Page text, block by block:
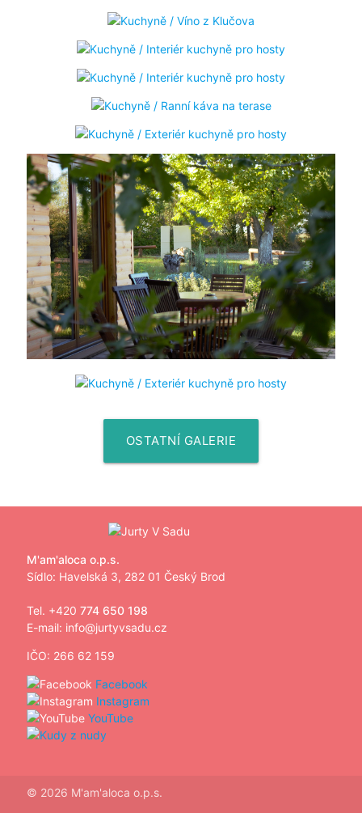
OSTATNÍ GALERIE
M'am'aloca o.p.s.
Sídlo: Havelská 3, 282 01 Český Brod
Tel. +420 774 650 198
E-mail: info@jurtyvsadu.cz
IČO: 266 62 159
Facebook
Instagram
YouTube
© 2026 M'am'aloca o.p.s.